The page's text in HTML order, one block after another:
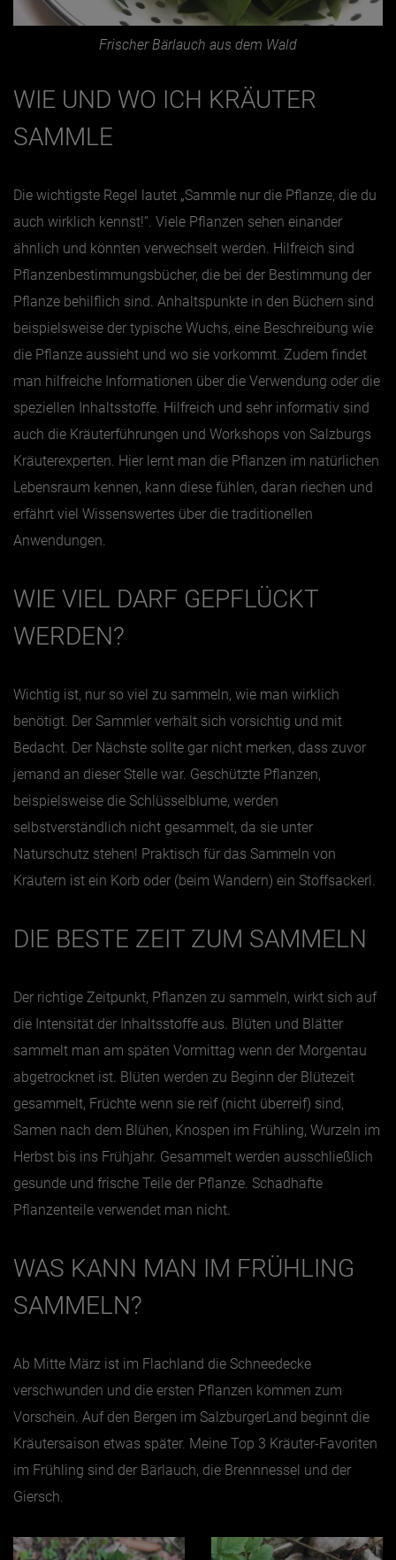
Frischer Bärlauch aus dem Wald
WIE UND WO ICH KRÄUTER
SAMMLE
Die wichtigste Regel lautet „Sammle nur die Pflanze, die du
auch wirklich kennst!“. Viele Pflanzen sehen einander
ähnlich und könnten verwechselt werden. Hilfreich sind
Pflanzenbestimmungsbücher, die bei der Bestimmung der
Pflanze behilflich sind. Anhaltspunkte in den Büchern sind
beispielsweise der typische Wuchs, eine Beschreibung wie
die Pflanze aussieht und wo sie vorkommt. Zudem findet
man hilfreiche Informationen über die Verwendung oder die
speziellen Inhaltsstoffe. Hilfreich und sehr informativ sind
auch die Kräuterführungen und Workshops von Salzburgs
Kräuterexperten. Hier lernt man die Pflanzen im natürlichen
Lebensraum kennen, kann diese fühlen, daran riechen und
erfährt viel Wissenswertes über die traditionellen
Anwendungen.
WIE VIEL DARF GEPFLÜCKT
WERDEN?
Wichtig ist, nur so viel zu sammeln, wie man wirklich
benötigt. Der Sammler verhält sich vorsichtig und mit
Bedacht. Der Nächste sollte gar nicht merken, dass zuvor
jemand an dieser Stelle war. Geschützte Pflanzen,
beispielsweise die Schlüsselblume, werden
selbstverständlich nicht gesammelt, da sie unter
Naturschutz stehen! Praktisch für das Sammeln von
Kräutern ist ein Korb oder (beim Wandern) ein Stoffsackerl.
DIE BESTE ZEIT ZUM SAMMELN
Der richtige Zeitpunkt, Pflanzen zu sammeln, wirkt sich auf
die Intensität der Inhaltsstoffe aus. Blüten und Blätter
sammelt man am späten Vormittag wenn der Morgentau
abgetrocknet ist. Blüten werden zu Beginn der Blütezeit
gesammelt, Früchte wenn sie reif (nicht überreif) sind,
Samen nach dem Blühen, Knospen im Frühling, Wurzeln im
Herbst bis ins Frühjahr. Gesammelt werden ausschließlich
gesunde und frische Teile der Pflanze. Schadhafte
Pflanzenteile verwendet man nicht.
WAS KANN MAN IM FRÜHLING
SAMMELN?
Ab Mitte März ist im Flachland die Schneedecke
verschwunden und die ersten Pflanzen kommen zum
Vorschein. Auf den Bergen im SalzburgerLand beginnt die
Kräutersaison etwas später. Meine Top 3 Kräuter-Favoriten
im Frühling sind der Bärlauch, die Brennnessel und der
Giersch.